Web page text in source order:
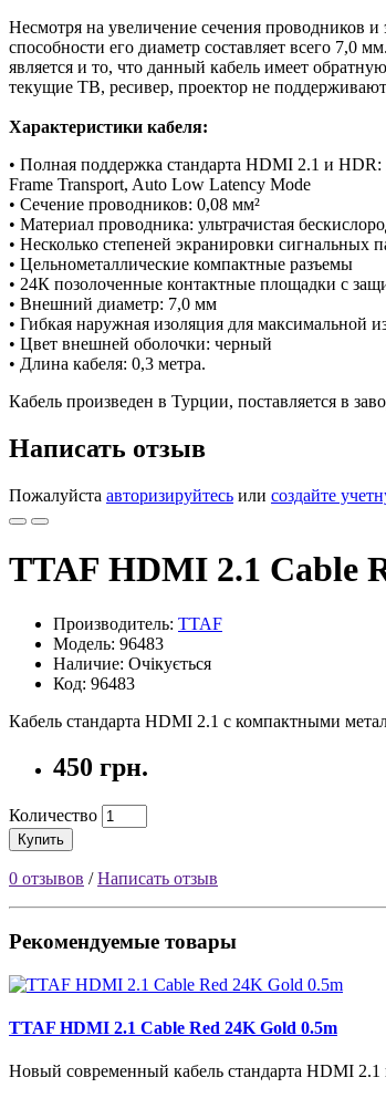
Несмотря на увеличение сечения проводников
способности его диаметр составляет всего
является и то, что данный кабель имеет
текущие ТВ, ресивер, проектор не
Характеристики кабеля:
• Полная поддержка стандарта HDMI 2.1 и
Frame Transport, Auto Low Latency Mode
• Сечение проводников: 0,08 мм²
• Материал проводника: ультрачистая
• Несколько степеней экранировки сигнальных
• Цельнометаллические компактные разъемы
• 24К позолоченные контактные площадки с
• Внешний диаметр: 7,0 мм
• Гибкая наружная изоляция для максимальной
• Цвет внешней оболочки: черный
• Длина кабеля: 0,3 метра.
Кабель произведен в Турции, поставляется в
Написать отзыв
Пожалуйста авторизируйтесь или создайте
TTAF HDMI 2.1 Cable
Производитель: TTAF
Модель: 96483
Наличие: Очікується
Код: 96483
Кабель стандарта HDMI 2.1 с компактными
450 грн.
Количество
Купить
0 отзывов /Написать отзыв
Рекомендуемые товары
TTAF HDMI 2.1 Cable Red 24K Gold 0.5m
Новый современный кабель стандарта HDMI